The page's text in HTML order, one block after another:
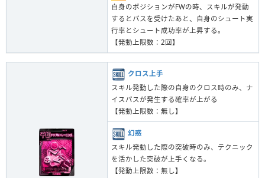
自身のポジションがFWの時、スキルが発動
するとパスを受けたあと、自身のシュート実
行率とシュート成功率が上昇する。
【発動上限数：2回】
クロス上手
スキル発動した際の自身のクロス時のみ、ナ
イスパスが発生する確率が上がる
【発動上限数：無し】
幻惑
スキル発動した際の突破時のみ、テクニック
を活かした突破が上手くなる。
【発動上限数：無し】